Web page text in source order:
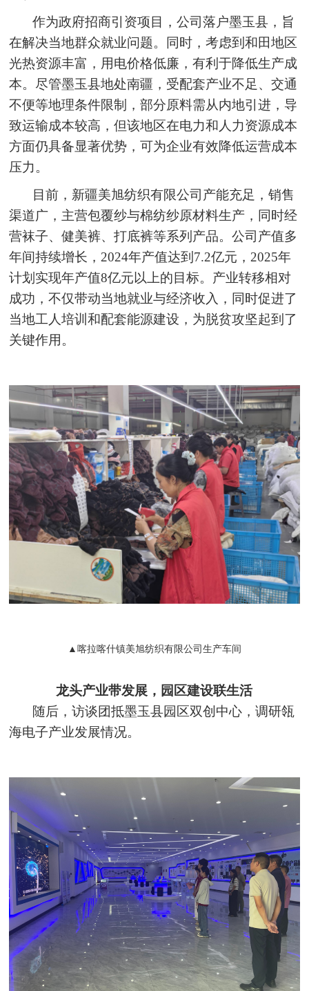
作为政府招商引资项目，公司落户墨玉县，旨
在解决当地群众就业问题。同时，考虑到和田地区
光热资源丰富，用电价格低廉，有利于降低生产成
本。尽管墨玉县地处南疆，受配套产业不足、交通
不便等地理条件限制，部分原料需从内地引进，导
致运输成本较高，但该地区在电力和人力资源成本
方面仍具备显著优势，可为企业有效降低运营成本
压力。
目前，新疆美旭纺织有限公司产能充足，销售
渠道广，主营包覆纱与棉纺纱原材料生产，同时经
营袜子、健美裤、打底裤等系列产品。公司产值多
年间持续增长，2024年产值达到7.2亿元，2025年
计划实现年产值8亿元以上的目标。产业转移相对
成功，不仅带动当地就业与经济收入，同时促进了
当地工人培训和配套能源建设，为脱贫攻坚起到了
关键作用。
▲喀拉喀什镇美旭纺织有限公司生产车间
龙头产业带发展，园区建设联生活
随后，访谈团抵墨玉县园区双创中心，调研瓴
海电子产业发展情况。